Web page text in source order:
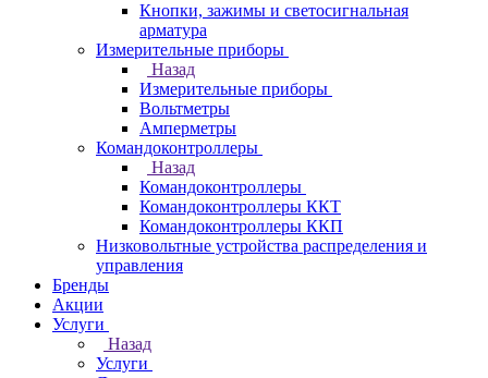
Кнопки, зажимы и светосигнальная
арматура
Измерительные приборы
Назад
Измерительные приборы
Вольтметры
Амперметры
Командоконтроллеры
Назад
Командоконтроллеры
Командоконтроллеры ККТ
Командоконтроллеры ККП
Низковольтные устройства распределения и
управления
Бренды
Акции
Услуги
Назад
Услуги